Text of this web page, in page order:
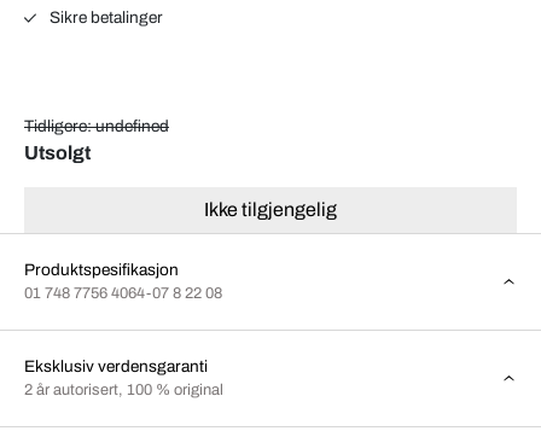
Sikre betalinger
Tidligere: undefined
Utsolgt
Ikke tilgjengelig
Produktspesifikasjon
01 748 7756 4064-07 8 22 08
Eksklusiv verdensgaranti
2 år autorisert, 100 % original